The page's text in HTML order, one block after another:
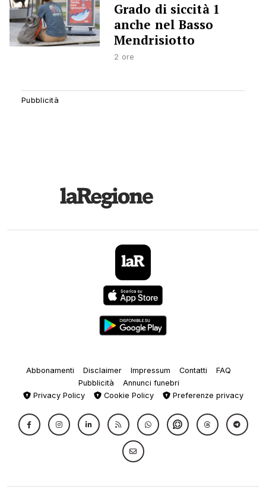
Grado di siccità 1
anche nel Basso
Mendrisiotto
2 ore
Abbonamenti Disclaimer Impressum Contatti
FAQ
Pubblicità
Annunci funebri
Privacy Policy
Cookie Policy Preferenze privacy